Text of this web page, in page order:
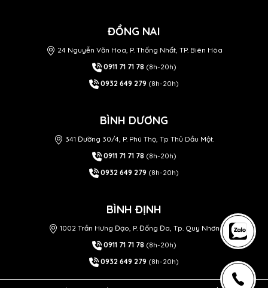
ĐỒNG NAI
24 Nguyễn Văn Hoa, P. Thống Nhất, TP. Biên Hòa
0911 71 71 78 (8h-20h)
0932 649 279 (8h-20h)
BÌNH DƯƠNG
341 Đường 30/4, P. Phú Thọ, Tp Thủ Dầu Một.
0911 71 71 78 (8h-20h)
0932 649 279 (8h-20h)
BÌNH ĐỊNH
1002 Trần Hưng Đạo, P. Đống Đa, Tp. Quy Nhơn
0911 71 71 78 (8h-20h)
0932 649 279 (8h-20h)